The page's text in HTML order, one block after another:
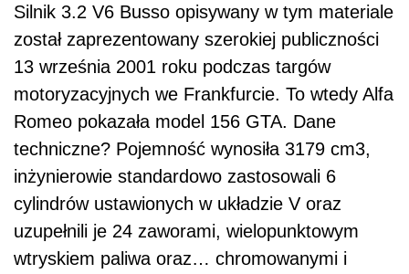
Silnik 3.2 V6 Busso opisywany w tym materiale
został zaprezentowany szerokiej publiczności
13 września 2001 roku podczas targów
motoryzacyjnych we Frankfurcie. To wtedy Alfa
Romeo pokazała model 156 GTA. Dane
techniczne? Pojemność wynosiła 3179 cm3,
inżynierowie standardowo zastosowali 6
cylindrów ustawionych w układzie V oraz
uzupełnili je 24 zaworami, wielopunktowym
wtryskiem paliwa oraz… chromowanymi i